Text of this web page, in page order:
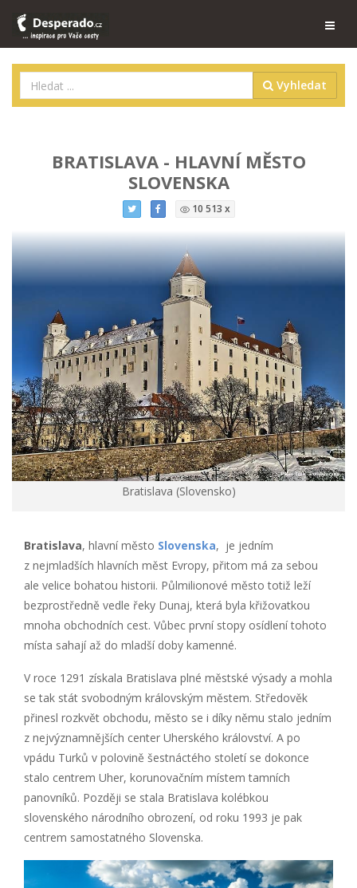
Vyhledat
BRATISLAVA - HLAVNÍ MĚSTO
SLOVENSKA
10 513 x
Bratislava (Slovensko)
Bratislava, hlavní město Slovenska, je jedním
z nejmladších hlavních měst Evropy, přitom má za sebou
ale velice bohatou historii. Půlmilionové město totiž leží
bezprostředně vedle řeky Dunaj, která byla křižovatkou
mnoha obchodních cest. Vůbec první stopy osídlení tohoto
místa sahají až do mladší doby kamenné.
V roce 1291 získala Bratislava plné městské výsady a mohla
se tak stát svobodným královským městem. Středověk
přinesl rozkvět obchodu, město se i díky němu stalo jedním
z nejvýznamnějších center Uherského království. A po
vpádu Turků v polovině šestnáctého století se dokonce
stalo centrem Uher, korunovačním místem tamních
panovníků. Později se stala Bratislava kolébkou
slovenského národního obrození, od roku 1993 je pak
centrem samostatného Slovenska.